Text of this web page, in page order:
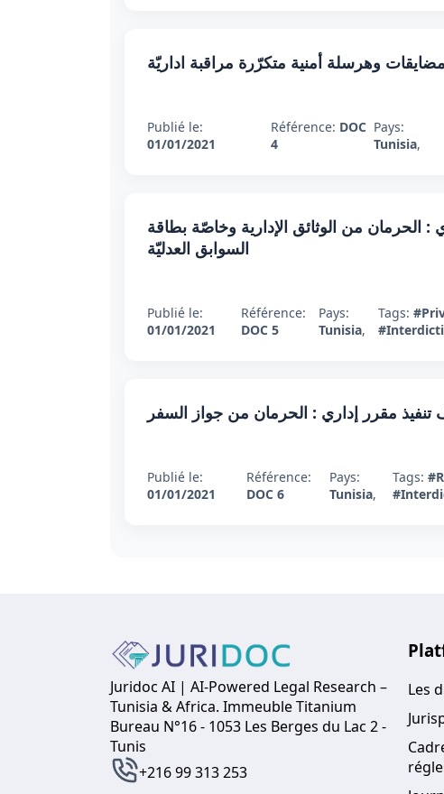
وهرسلة أمنية متكرّرة مراقبة اداريّة
Publié le:
01/01/2021
Référence: DOC
4
Pays:
Tunisia,
من الوثائق الإدارية وخاصّة بطاقة
السوابق العدليّة
Publié le:
01/01/2021
Référence:
DOC 5
Pays:
Tunisia,
Tags:
مقرر إداري : الحرمان من جواز السفر
Publié le:
01/01/2021
Référence:
DOC 6
Pays:
Tunisia,
Tags:
Juridoc AI | AI-Powered Legal Research –
Tunisia & Africa. Immeuble Titanium
Bureau N°16 - 1053 Les Berges du Lac 2 -
Tunis
+216 99 313 253
Les